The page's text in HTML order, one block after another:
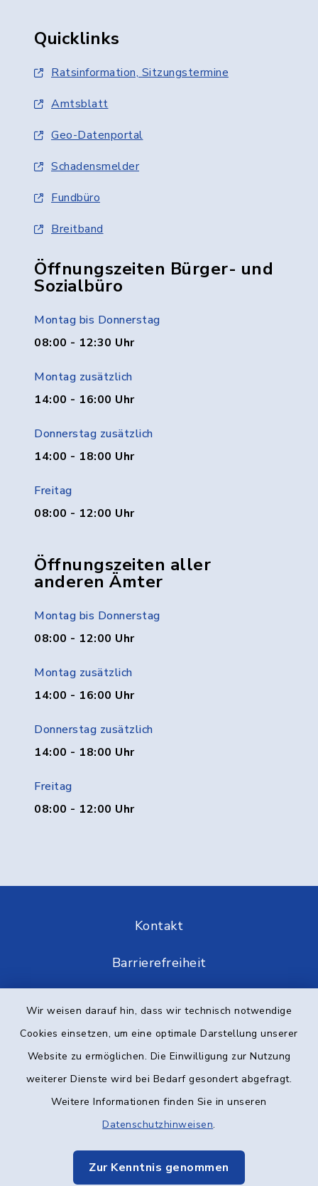
Wir weisen darauf hin, dass wir technisch notwendige
Cookies einsetzen, um eine optimale Darstellung unserer
Website zu ermöglichen. Die Einwilligung zur Nutzung
weiterer Dienste wird bei Bedarf gesondert abgefragt.
Weitere Informationen finden Sie in unseren
Datenschutzhinweisen.
Zur Kenntnis genommen
Quicklinks
Ratsinformation, Sitzungstermine
Amtsblatt
Geo-Datenportal
Schadensmelder
Fundbüro
Breitband
Öffnungszeiten Bürger- und
Sozialbüro
Montag bis Donnerstag
08:00 - 12:30 Uhr
Montag zusätzlich
14:00 - 16:00 Uhr
Donnerstag zusätzlich
14:00 - 18:00 Uhr
Freitag
08:00 - 12:00 Uhr
Öffnungszeiten aller
anderen Ämter
Montag bis Donnerstag
08:00 - 12:00 Uhr
Montag zusätzlich
14:00 - 16:00 Uhr
Donnerstag zusätzlich
14:00 - 18:00 Uhr
Freitag
08:00 - 12:00 Uhr
Kontakt
Barrierefreiheit
Impressum
Elektronische Kommunikation
Sitemap
Cookie-Einstellungen